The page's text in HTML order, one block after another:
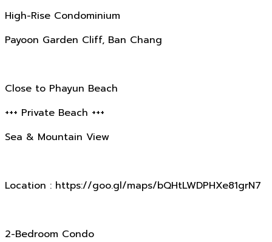
High-Rise Condominium
Payoon Garden Cliff, Ban Chang
Close to Phayun Beach
+++ Private Beach +++
Sea & Mountain View
Location : https://goo.gl/maps/bQHtLWDPHXe81grN7
2-Bedroom Condo